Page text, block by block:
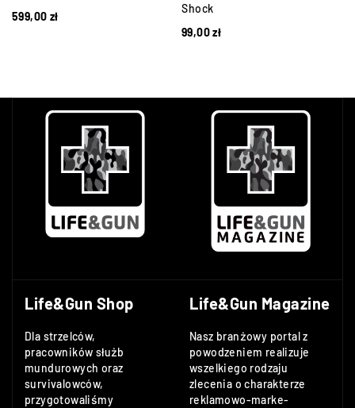
599,00 zł
Shock
99,00zł
Life&Gun Shop
Dla strzelców,
pracowników służb
mundurowych oraz
survivalowców,
przygotowaliśmy
Life&Gun Magazine
Nasz branżowy portal z
powodzeniem realizuje
wszelkiego rodzaju
zlecenia o charakterze
reklamowo-marke-